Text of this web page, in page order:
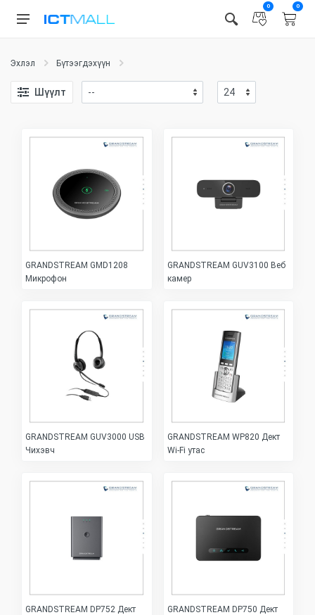
0 0
Эхлэл Бүтээгдэхүүн
Шүүлт
GRANDSTREAM GMD1208
Микрофон
GRANDSTREAM GUV3100 Веб
камер
GRANDSTREAM GUV3000 USB
Чихэвч
GRANDSTREAM WP820 Дект
Wi-Fi утас
GRANDSTREAM DP752 Дект
GRANDSTREAM DP750 Дект